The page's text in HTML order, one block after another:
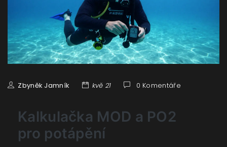
Zbyněk Jamník kvě 21 0 Komentáře
Kalkulačka MOD a PO2
pro potápění